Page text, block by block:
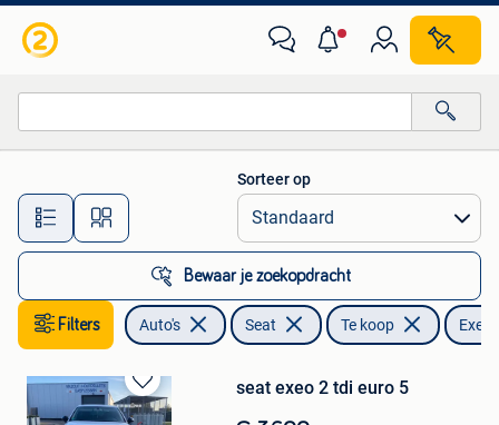
Alle afstanden…
Sorteer op
Bewaar je zoekopdracht
Filters Auto's Seat Te koop Exeo
Bewaren
in
seat exeo 2 tdi euro 5